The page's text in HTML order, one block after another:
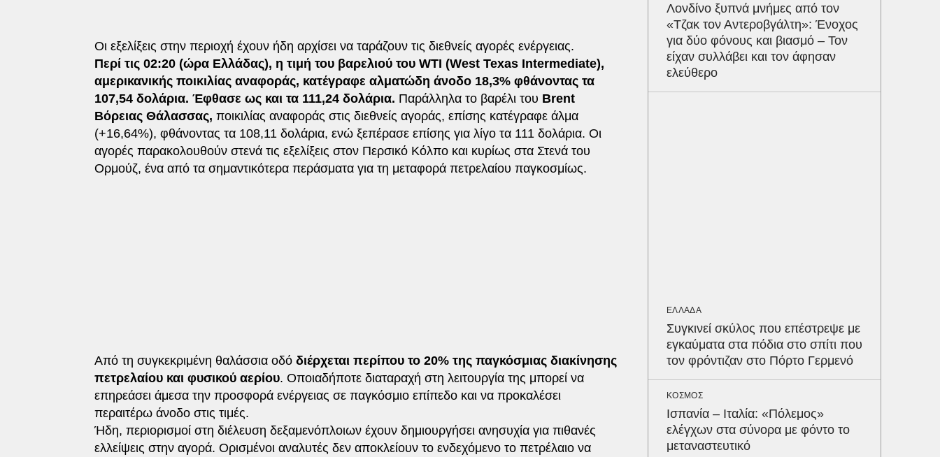
Οι εξελίξεις στην περιοχή έχουν ήδη αρχίσει να ταράζουν τις διεθνείς αγορές ενέργειας.
Περί τις 02:20 (ώρα Ελλάδας), η τιμή του βαρελιού του WTI (West Texas Intermediate),
αμερικανικής ποικιλίας αναφοράς, κατέγραφε αλματώδη άνοδο 18,3% φθάνοντας τα
107,54 δολάρια. Έφθασε ως και τα 111,24 δολάρια. Παράλληλα το βαρέλι του Brent
Βόρειας Θάλασσας, ποικιλίας αναφοράς στις διεθνείς αγοράς, επίσης κατέγραφε άλμα
(+16,64%), φθάνοντας τα 108,11 δολάρια, ενώ ξεπέρασε επίσης για λίγο τα 111 δολάρια. Οι
αγορές παρακολουθούν στενά τις εξελίξεις στον Περσικό Κόλπο και κυρίως στα Στενά του
Ορμούζ, ένα από τα σημαντικότερα περάσματα για τη μεταφορά πετρελαίου παγκοσμίως.
Από τη συγκεκριμένη θαλάσσια οδό διέρχεται περίπου το 20% της παγκόσμιας διακίνησης
πετρελαίου και φυσικού αερίου. Οποιαδήποτε διαταραχή στη λειτουργία της μπορεί να
επηρεάσει άμεσα την προσφορά ενέργειας σε παγκόσμιο επίπεδο και να προκαλέσει
περαιτέρω άνοδο στις τιμές.
Ήδη, περιορισμοί στη διέλευση δεξαμενόπλοιων έχουν δημιουργήσει ανησυχία για πιθανές
ελλείψεις στην αγορά. Ορισμένοι αναλυτές δεν αποκλείουν το ενδεχόμενο το πετρέλαιο να
Λονδίνο ξυπνά μνήμες από τον
«Τζακ τον Αντεροβγάλτη»: Ένοχος
για δύο φόνους και βιασμό – Τον
είχαν συλλάβει και τον άφησαν
ελεύθερο
ΕΛΛΑΔΑ
Συγκινεί σκύλος που επέστρεψε με
εγκαύματα στα πόδια στο σπίτι που
τον φρόντιζαν στο Πόρτο Γερμενό
ΚΟΣΜΟΣ
Ισπανία – Ιταλία: «Πόλεμος»
ελέγχων στα σύνορα με φόντο το
μεταναστευτικό